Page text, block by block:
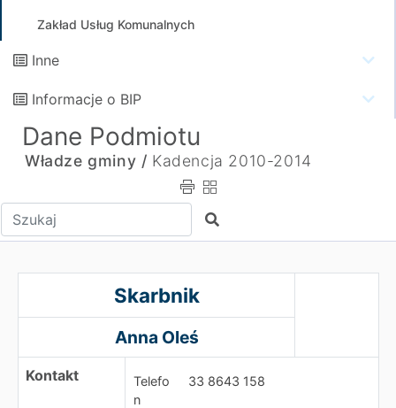
Zakład Usług Komunalnych
Inne
Informacje o BIP
Dane Podmiotu
Władze gminy / Kadencja 2010-2014
Wpisz tekst do wyszukania Szukaj
Skarbnik
Anna Oleś
Kontakt
Telefo
n
33 8643 158